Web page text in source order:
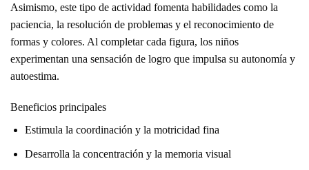
Asimismo, este tipo de actividad fomenta habilidades como la
paciencia, la resolución de problemas y el reconocimiento de
formas y colores. Al completar cada figura, los niños
experimentan una sensación de logro que impulsa su autonomía y
autoestima.
Beneficios principales
Estimula la coordinación y la motricidad fina
Desarrolla la concentración y la memoria visual